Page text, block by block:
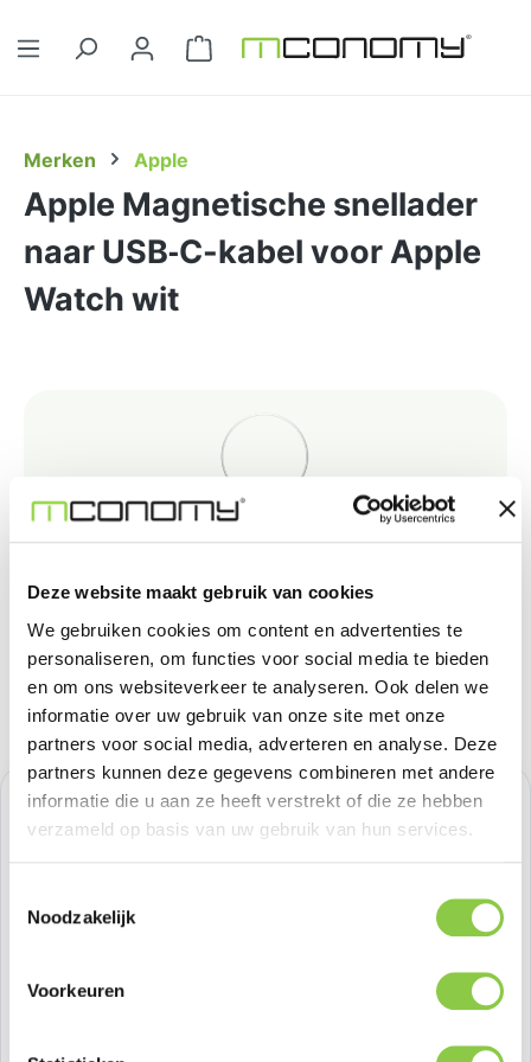
Deze website maakt gebruik van cookies
We gebruiken cookies om content en advertenties te
personaliseren, om functies voor social media te bieden
en om ons websiteverkeer te analyseren. Ook delen we
informatie over uw gebruik van onze site met onze
partners voor social media, adverteren en analyse. Deze
partners kunnen deze gegevens combineren met andere
informatie die u aan ze heeft verstrekt of die ze hebben
verzameld op basis van uw gebruik van hun services.
Noodzakelijk
Voorkeuren
Winkelwagentje bevat 0 artikelen.
Merken Apple
Apple Magnetische snellader
naar USB‑C-kabel voor Apple
Watch wit
Normale prijs:
€ 28,92
Producthoeveelheid: Voer de
Productnummer:
Voorraad: 1